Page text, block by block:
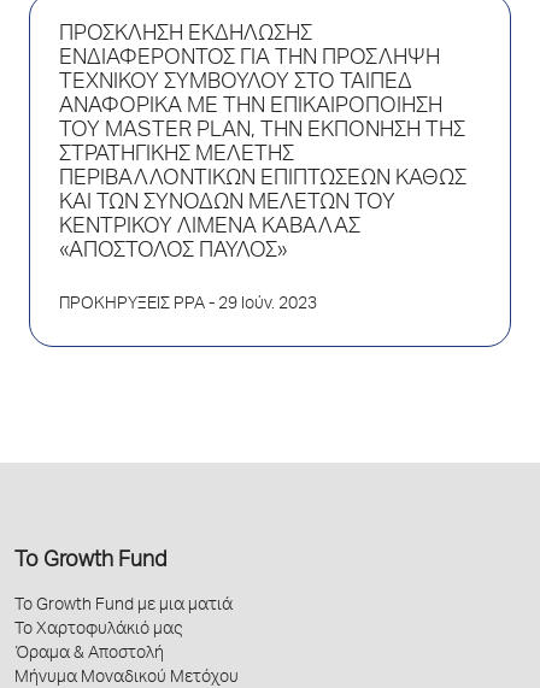
ΠΡΟΣΚΛΗΣΗ ΕΚΔΗΛΩΣΗΣ
ΕΝΔΙΑΦΕΡΟΝΤΟΣ ΓΙΑ ΤΗΝ ΠΡΟΣΛΗΨΗ
ΤΕΧΝΙΚΟΥ ΣΥΜΒΟΥΛΟΥ ΣΤΟ ΤΑΙΠΕΔ
ΑΝΑΦΟΡΙΚΑ ΜΕ ΤΗΝ ΕΠΙΚΑΙΡΟΠΟΙΗΣΗ
ΤΟΥ MASTER PLAN, THN ΕΚΠΟΝΗΣΗ ΤΗΣ
ΣΤΡΑΤΗΓΙΚΗΣ ΜΕΛΕΤΗΣ
ΠΕΡΙΒΑΛΛΟΝΤΙΚΩΝ ΕΠΙΠΤΩΣΕΩΝ ΚΑΘΩΣ
ΚΑΙ ΤΩΝ ΣΥΝΟΔΩΝ ΜΕΛΕΤΩΝ ΤΟΥ
ΚΕΝΤΡΙΚΟΥ ΛΙΜΕΝΑ ΚΑΒΑΛΑΣ
«ΑΠΟΣΤΟΛΟΣ ΠΑΥΛΟΣ»
ΠΡΟΚΗΡΥΞΕΙΣ PPA - 29 Ιούν. 2023
Το Growth Fund
Το Growth Fund με μια ματιά
Το Χαρτοφυλάκιό μας
Όραμα & Αποστολή
Μήνυμα Μοναδικού Μετόχου